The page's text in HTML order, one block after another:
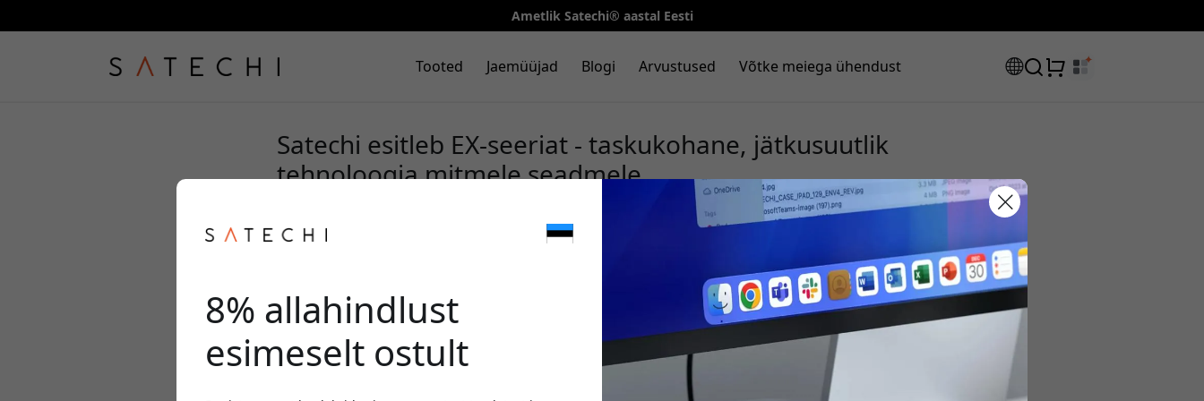
Ametlik Satechi® aastal Eesti
Tooted Jaemüüjad Blogi Arvustused Võtke meiega ühendust
Satechi esitleb EX-seeriat - taskukohane, jätkusuutlik
tehnoloogia mitmele seadmele
8% allahindlust
esimeselt ostult
🎉 Sinu sooduskood:
Kasuta seda koodi kassas, et saada 8% allahindlust.